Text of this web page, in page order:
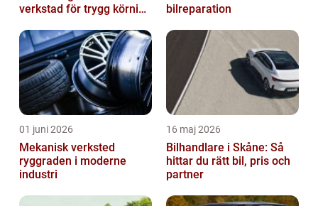
verkstad för trygg körning
bilreparation
01 juni 2026
Mekanisk verksted
ryggraden i moderne
industri
16 maj 2026
Bilhandlare i Skåne: Så
hittar du rätt bil, pris och
partner